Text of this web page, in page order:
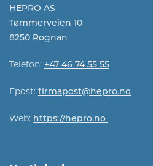
HEPRO AS
Tømmerveien 10
8250 Rognan
Telefon: +47 46 74 55 55
Epost: firmapost@hepro.no​​
Web: https://hepro.no